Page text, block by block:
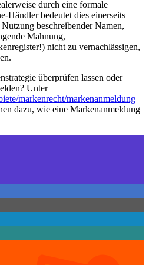
durch eine formale
Händler bedeutet dies einerseits
beschreibender Namen,
Mahnung,
nicht zu vernachlässigen,
überprüfen lassen oder
Unter
markenrecht/markenanmeldung
dazu, wie eine Markenanmeldung